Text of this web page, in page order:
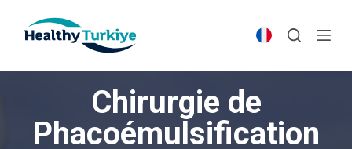
p
Chirurgie de
Phacoémulsification